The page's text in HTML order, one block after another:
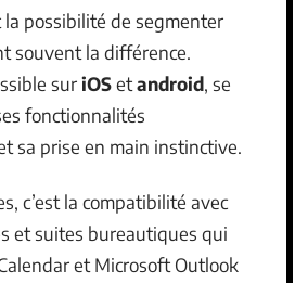
possibilité de segmenter
souvent la différence.
suriOSetandroid, se
fonctionnalités
sa prise en main instinctive.
c’est la compatibilité avec
et suites bureautiques qui
et Microsoft Outlook